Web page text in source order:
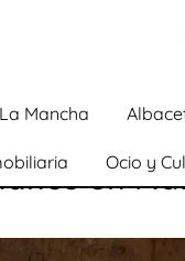
Mancha
Ocio y
en